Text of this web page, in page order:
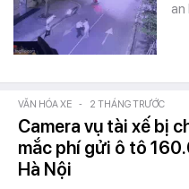
an
VĂN HÓA XE - 2 THÁNG TRƯỚC
Camera vụ tài xế bị
mắc phí gửi ô tô
Hà Nội